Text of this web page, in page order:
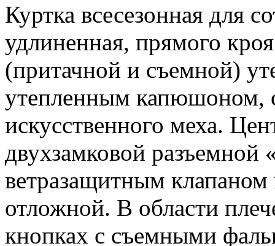
Куртка всесезонная для
удлиненная, прямого
(притачной и съемной)
утепленным капюшоном,
искусственного меха.
двухзамковой разъемной
ветразащитным
отложной. В области
кнопках с съемными